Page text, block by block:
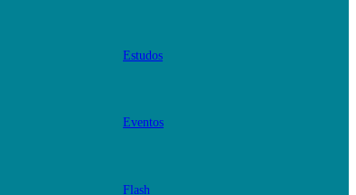
Estudos
Eventos
Flash